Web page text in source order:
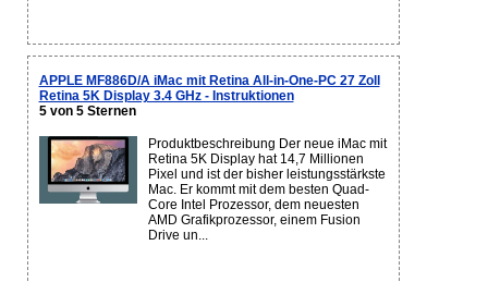
APPLE MF886D/A iMac mit Retina All-in-One-PC 27 Zoll
Retina 5K Display 3.4 GHz - Instruktionen
5 von 5 Sternen
Produktbeschreibung Der neue iMac mit
Retina 5K Display hat 14,7 Millionen
Pixel und ist der bisher leistungsstärkste
Mac. Er kommt mit dem besten Quad-
Core Intel Prozessor, dem neuesten
AMD Grafikprozessor, einem Fusion
Drive un...